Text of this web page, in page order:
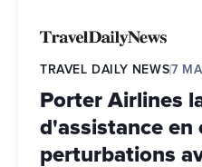
TRAVEL DAILY NEWS7
Porter Airlines
d'assistance en
perturbations